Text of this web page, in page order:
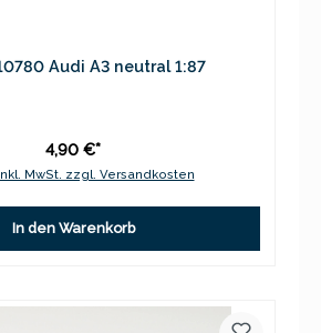
Audi A3 neutral 1:87
4,90 €*
MwSt. zzgl. Versandkosten
In den Warenkorb